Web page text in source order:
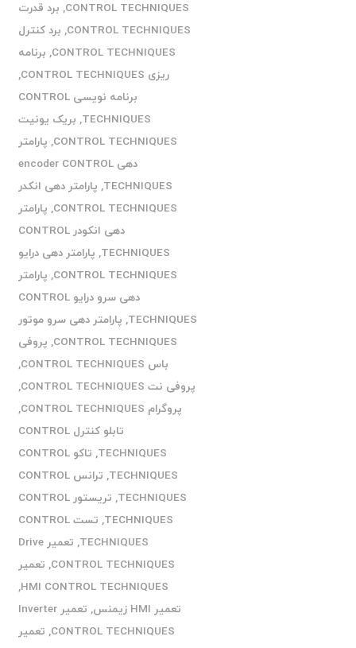
CONTROL TECHNIQUES
, برد قدرت
CONTROL TECHNIQUES
, برد کنترل
CONTROL TECHNIQUES
, برنامه
ریزی CONTROL TECHNIQUES
,
برنامه نویسی CONTROL
TECHNIQUES
, بریک یونیت
CONTROL TECHNIQUES
, پارامتر
دهی encoder CONTROL
TECHNIQUES
, پارامتر دهی انکدر
CONTROL TECHNIQUES
, پارامتر
دهی انکودر CONTROL
TECHNIQUES
, پارامتر دهی درایو
CONTROL TECHNIQUES
, پارامتر
دهی سرو درایو CONTROL
TECHNIQUES
, پارامتر دهی سرو موتور
CONTROL TECHNIQUES
, پروفی
باس CONTROL TECHNIQUES
,
پروفی نت CONTROL TECHNIQUES
,
پروگرام CONTROL TECHNIQUES
,
تابلو کنترل CONTROL
TECHNIQUES
,
تاکو CONTROL
TECHNIQUES
,
ترانس CONTROL
TECHNIQUES
,
تریستور CONTROL
TECHNIQUES
,
تست CONTROL
TECHNIQUES
,
تعمیر Drive
CONTROL TECHNIQUES
, تعمیر
HMI CONTROL TECHNIQUES
,
تعمیر HMI زیمنس
,
تعمیر Inverter
CONTROL TECHNIQUES
, تعمیر